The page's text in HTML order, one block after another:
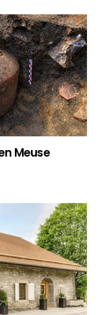
Meuse